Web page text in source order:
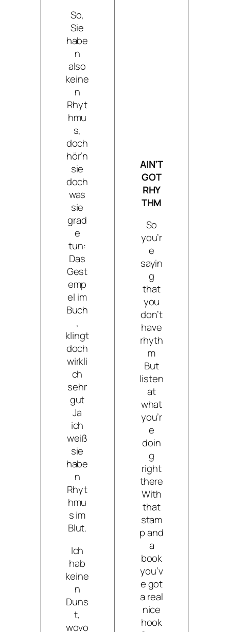
So,
Sie
habe
n
also
keine
n
Rhyt
hmu
s,
doch
hör’n
sie
doch
was
sie
grad
e
tun:
Das
Gest
emp
el im
Buch
,
klingt
doch
wirkli
ch
sehr
gut
Ja
ich
weiß
sie
habe
n
Rhyt
hmu
s im
Blut.
Ich
hab
keine
n
Duns
t,
wovo
AIN’T
GOT
RHY
THM
So
you’r
e
sayin
g
that
you
don’t
have
rhyth
m
But
listen
at
what
you’r
e
doin
g
right
there
With
that
stam
p and
a
book
you’v
e got
a real
nice
hook